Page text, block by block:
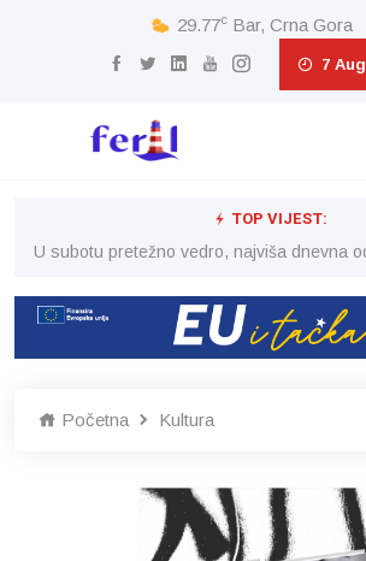
29.77c Bar, Crna Gora
7
TOP VIJEST:
U subotu pretežno vedro, najviša dnevna
Početna Kultura